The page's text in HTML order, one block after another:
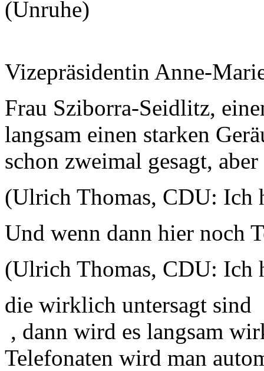
(Unruhe)
Vizepräsidentin Anne-
Frau Sziborra-Seidlitz,
langsam einen starken
schon zweimal gesagt,
(Ulrich Thomas, CDU: Ich
Und wenn dann hier noch
(Ulrich Thomas, CDU: Ich
die wirklich untersagt sind
, dann wird es langsam
Telefonaten wird man